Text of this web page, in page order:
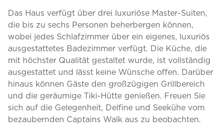
Das Haus verfügt über drei luxuriöse Master-Suiten,
die bis zu sechs Personen beherbergen können,
wobei jedes Schlafzimmer über ein eigenes, luxuriös
ausgestattetes Badezimmer verfügt. Die Küche, die
mit höchster Qualität gestaltet wurde, ist vollständig
ausgestattet und lässt keine Wünsche offen. Darüber
hinaus können Gäste den großzügigen Grillbereich
und die geräumige Tiki-Hütte genießen. Freuen Sie
sich auf die Gelegenheit, Delfine und Seekühe vom
bezaubernden Captains Walk aus zu beobachten.